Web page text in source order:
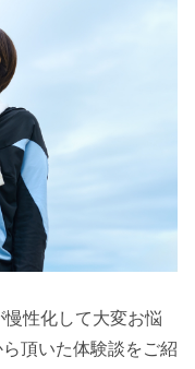
性化して大変お悩
頂いた体験談をご紹